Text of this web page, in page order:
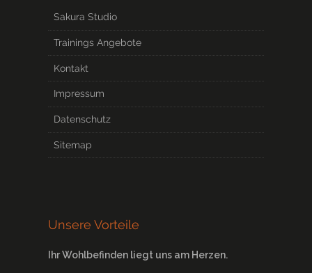
Sakura Studio
Trainings Angebote
Kontakt
Impressum
Datenschutz
Sitemap
Unsere Vorteile
Ihr Wohlbefinden liegt uns am Herzen.